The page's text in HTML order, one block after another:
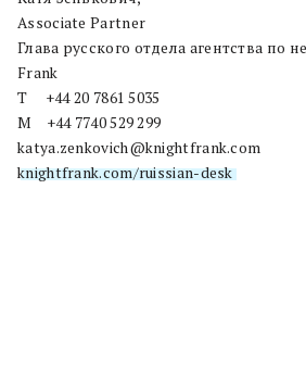
Associate Partner
Глава русского отдела агентства по
Frank
T +44 20 7861 5035
M +44 7740 529 299
katya.zenkovich@knightfrank.com
knightfrank.com/ruissian-desk